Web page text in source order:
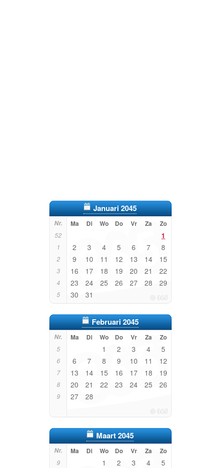
Januari 2045
Nr. Ma Di Wo Do Vr Za Zo
52 1
1 2 3 4 5 6 7 8
2 9 10 11 12 13 14 15
3 16 17 18 19 20 21 22
4 23 24 25 26 27 28 29
5 30 31
Februari 2045
Nr. Ma Di Wo Do Vr Za Zo
5 1 2 3 4 5
6 6 7 8 9 10 11 12
7 13 14 15 16 17 18 19
8 20 21 22 23 24 25 26
9 27 28
Maart 2045
Nr. Ma Di Wo Do Vr Za Zo
9 1 2 3 4 5